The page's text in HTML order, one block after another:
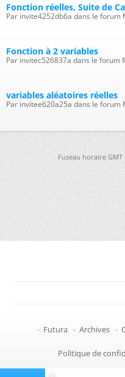
Fonction réelles, Suite de
Par invite4252db6a dans le
Fonction à 2 variables
Par invitec526837a dans le forum
variables aléatoires réelles
Par invitee620a25a dans le
Fuseau horaire
- Futura - Archives -
Politique de